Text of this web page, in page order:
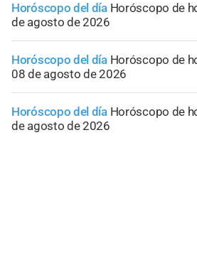
Horóscopo del día Horóscopo de
de agosto de 2026
Horóscopo del día Horóscopo de
08 de agosto de 2026
Horóscopo del día Horóscopo de
de agosto de 2026